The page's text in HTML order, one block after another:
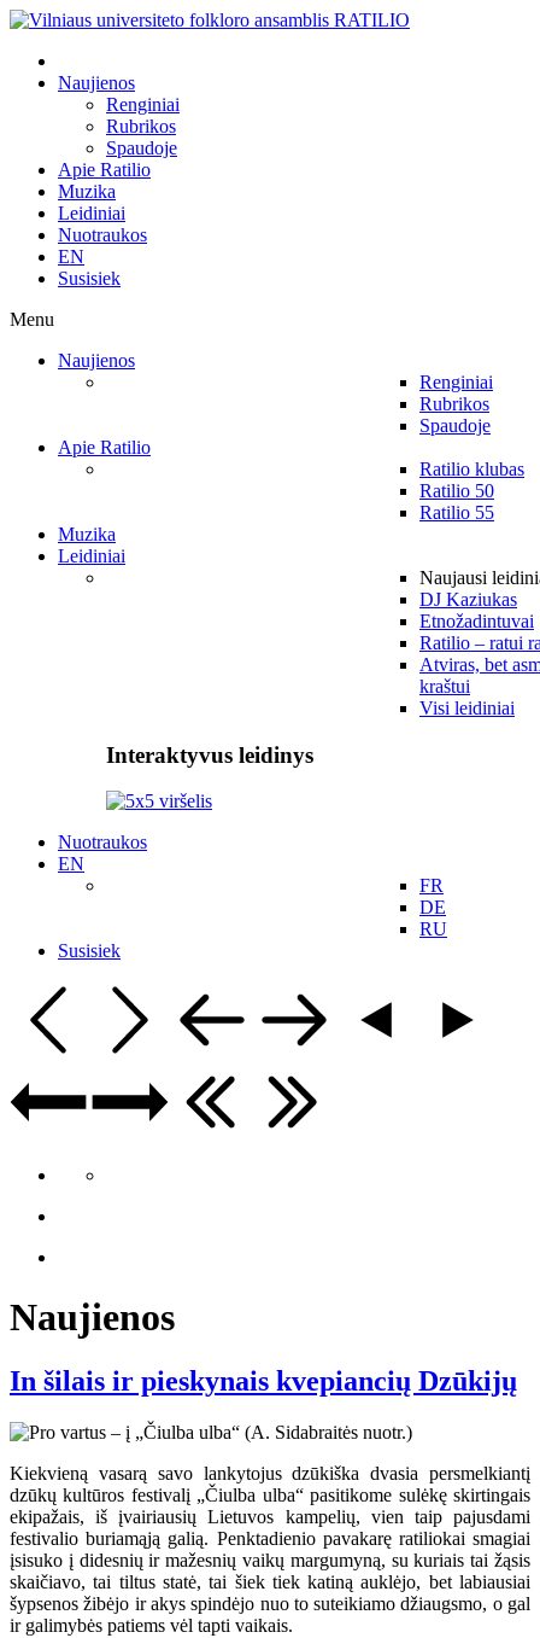
Naujienos
Renginiai
Rubrikos
Spaudoje
Apie Ratilio
Muzika
Leidiniai
Nuotraukos
EN
Susisiek
Menu
Naujienos
Renginiai
Rubrikos
Spaudoje
Apie Ratilio
Ratilio klubas
Ratilio 50
Ratilio 55
Muzika
Leidiniai
Naujausi
DJ Kaziukas
Etnožadintuvai
Ratilio – ratui
Atviras, bet
kraštui
Visi leidiniai
Interaktyvus leidinys
Nuotraukos
EN
FR
DE
RU
Susisiek
Naujienos
In šilais ir pieskynais kvepiancių Dzūkijų
Kiekvieną vasarą savo lankytojus dzūkiška dvasia persmelkiantį
dzūkų kultūros festivalį „Čiulba ulba“ pasitikome sulėkę skirtingais
ekipažais, iš įvairiausių Lietuvos kampelių, vien taip pajusdami
festivalio buriamąją galią. Penktadienio pavakarę ratiliokai smagiai
įsisuko į didesnių ir mažesnių vaikų margumyną, su kuriais tai žąsis
skaičiavo, tai tiltus statė, tai šiek tiek katiną auklėjo, bet labiausiai
šypsenos žibėjo ir akys spindėjo nuo to suteikiamo džiaugsmo, o gal
ir galimybės patiems vėl tapti vaikais.